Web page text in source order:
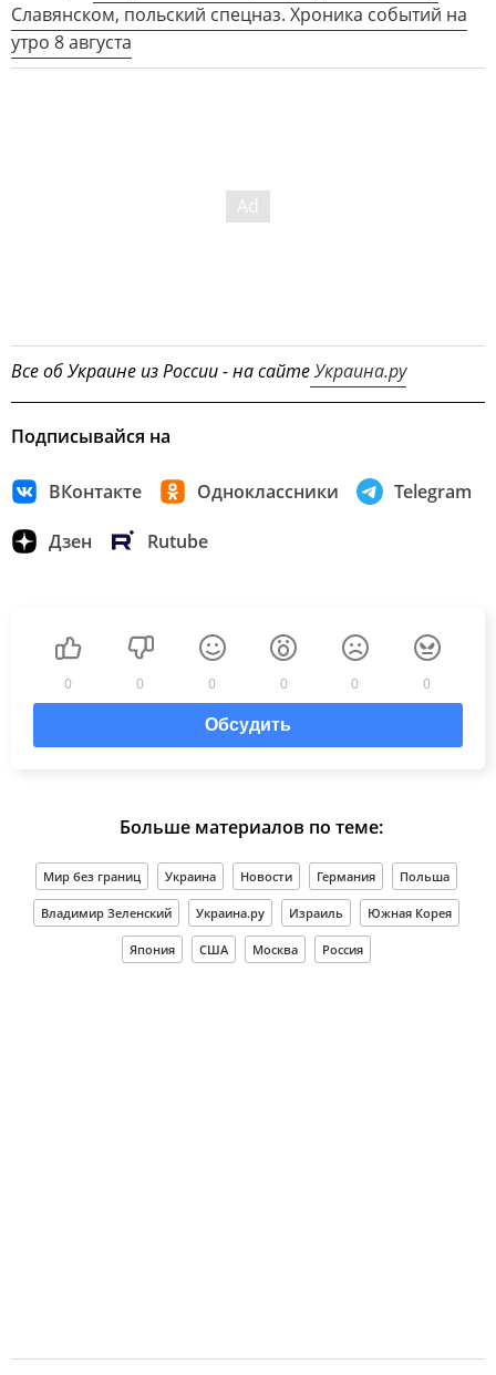
Славянском, польский спецназ. Хроника событий на
утро 8 августа
Все об Украине из России - на сайтеУкраина.ру
Подписывайся на
ВКонтакте Одноклассники Telegram
Дзен Rutube
0 0 0 0 0 0
Обсудить
Больше материалов по теме:
Мир без границ Украина Новости Германия Польша
Владимир Зеленский Украина.ру Израиль Южная Корея
Япония США Москва Россия